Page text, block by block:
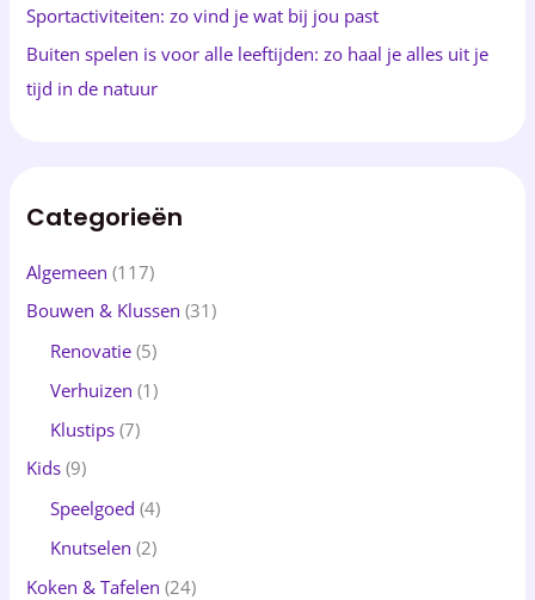
Sportactiviteiten: zo vind je wat bij jou past
Buiten spelen is voor alle leeftijden: zo haal je alles uit je
tijd in de natuur
Categorieën
Algemeen (117)
Bouwen & Klussen (31)
Renovatie (5)
Verhuizen (1)
Klustips (7)
Kids (9)
Speelgoed (4)
Knutselen (2)
Koken & Tafelen (24)